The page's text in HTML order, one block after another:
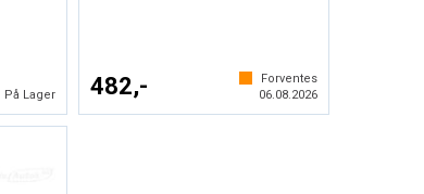
På Lager 482,-
Forventes
06.08.2026